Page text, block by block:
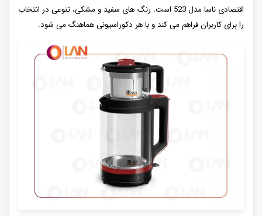
اقتصادی ناسا مدل 523 است. رنگ های سفید و مشکی، تنوعی در انتخاب
را برای کاربران فراهم می کند و با هر دکوراسیونی هماهنگ می شود.